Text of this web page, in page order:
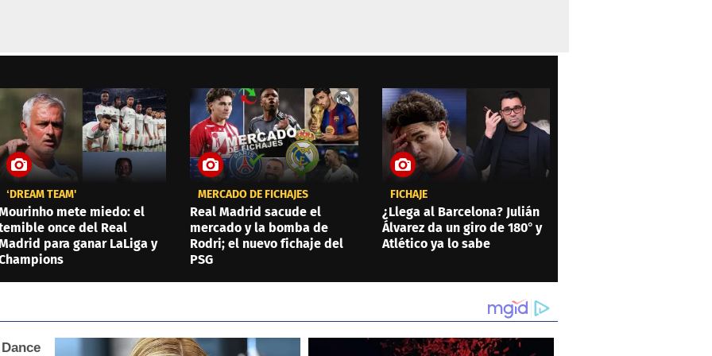
‘DREAM TEAM'
mete miedo: el
once del Real
para ganar LaLiga y
MERCADO DE FICHAJES
Real Madrid sacude el
mercado y la bomba de
Rodri; el nuevo fichaje del
PSG
FICHAJE
¿Llega al Barcelona? Julián
Álvarez da un giro de 180° y
Atlético ya lo sabe